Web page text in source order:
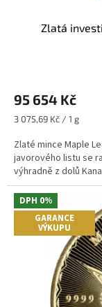
Zlatá
produktu
je
4,9
z
5
hvězdiček.
95 654 Kč
Měrná
3 075,69 Kč / 1 g
Zlaté mince Maple
javorového listu se
výhradně z dolů
DPH 0%
GARANCE
VÝKUPU